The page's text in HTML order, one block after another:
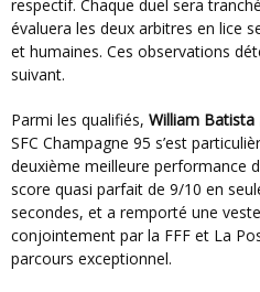
respectif. Chaque duel sera
évaluera les deux arbitres en lice
et humaines. Ces observations
suivant.
Parmi les qualifiés, William Batista
SFC Champagne 95 s’est
deuxième meilleure performance
score quasi parfait de 9/10 en
secondes, et a remporté une
conjointement par la FFF et La
parcours exceptionnel.